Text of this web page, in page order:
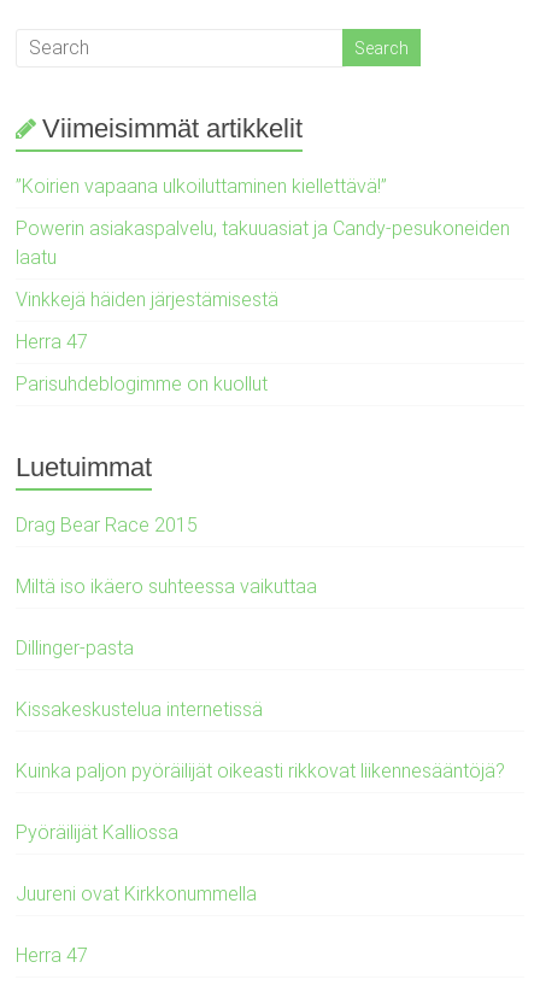
Viimeisimmät artikkelit
”Koirien vapaana ulkoiluttaminen kiellettävä!”
Powerin asiakaspalvelu, takuuasiat ja Candy-pesukoneiden
laatu
Vinkkejä häiden järjestämisestä
Herra 47
Parisuhdeblogimme on kuollut
Luetuimmat
Drag Bear Race 2015
Miltä iso ikäero suhteessa vaikuttaa
Dillinger-pasta
Kissakeskustelua internetissä
Kuinka paljon pyöräilijät oikeasti rikkovat liikennesääntöjä?
Pyöräilijät Kalliossa
Juureni ovat Kirkkonummella
Herra 47